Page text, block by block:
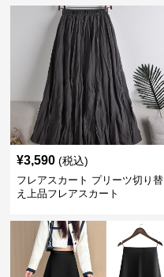
¥3,590 (税込)
フレアスカート プリーツ切り替
え上品フレアスカート